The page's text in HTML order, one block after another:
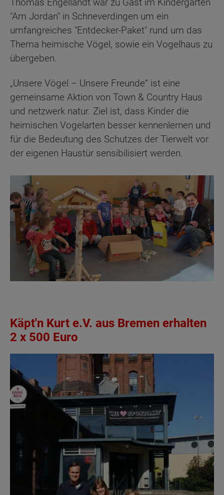
"Am Jordan" in Schneverdingen um ein
umfangreiches "Entdecker-Paket" rund um das
Thema heimische Vögel, sowie ein Vogelhaus zu
übergeben.
„Unsere Vögel – Unsere Freunde“ ist eine
gemeinsame Aktion von Town & Country Haus
und netzwerk natur. Ziel ist, dass Kinder die
heimischen Vogelarten besser kennenlernen und
für die Bedeutung des Schutzes der Tierwelt vor
der eigenen Haustür sensibilisiert werden.
Käpt'n Kurt e.V. aus Bremen erhalten
2 x 500 Euro